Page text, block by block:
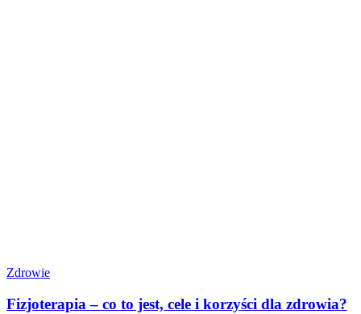
Zdrowie
Fizjoterapia – co to jest, cele i korzyści dla zdrowia?